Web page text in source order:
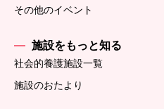
その他のイベント
施設をもっと知る
社会的養護施設一覧
施設のおたより